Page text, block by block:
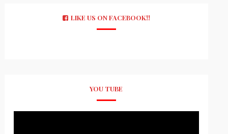
LIKE US ON FACEBOOK!!
YOU TUBE